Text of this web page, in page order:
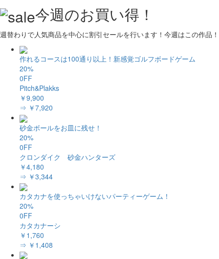
今週のお買い得！
週替わりで人気商品を中心に割引セールを行います！今週はこの作品！
作れるコースは100通り以上！新感覚ゴルフボードゲーム
20%
0FF
Pitch&Plakks
￥9,900
⇒ ￥7,920
砂金ボールをお皿に残せ！
20%
0FF
クロンダイク 砂金ハンターズ
￥4,180
⇒ ￥3,344
カタカナを使っちゃいけないパーティーゲーム！
20%
0FF
カタカナーシ
￥1,760
⇒ ￥1,408